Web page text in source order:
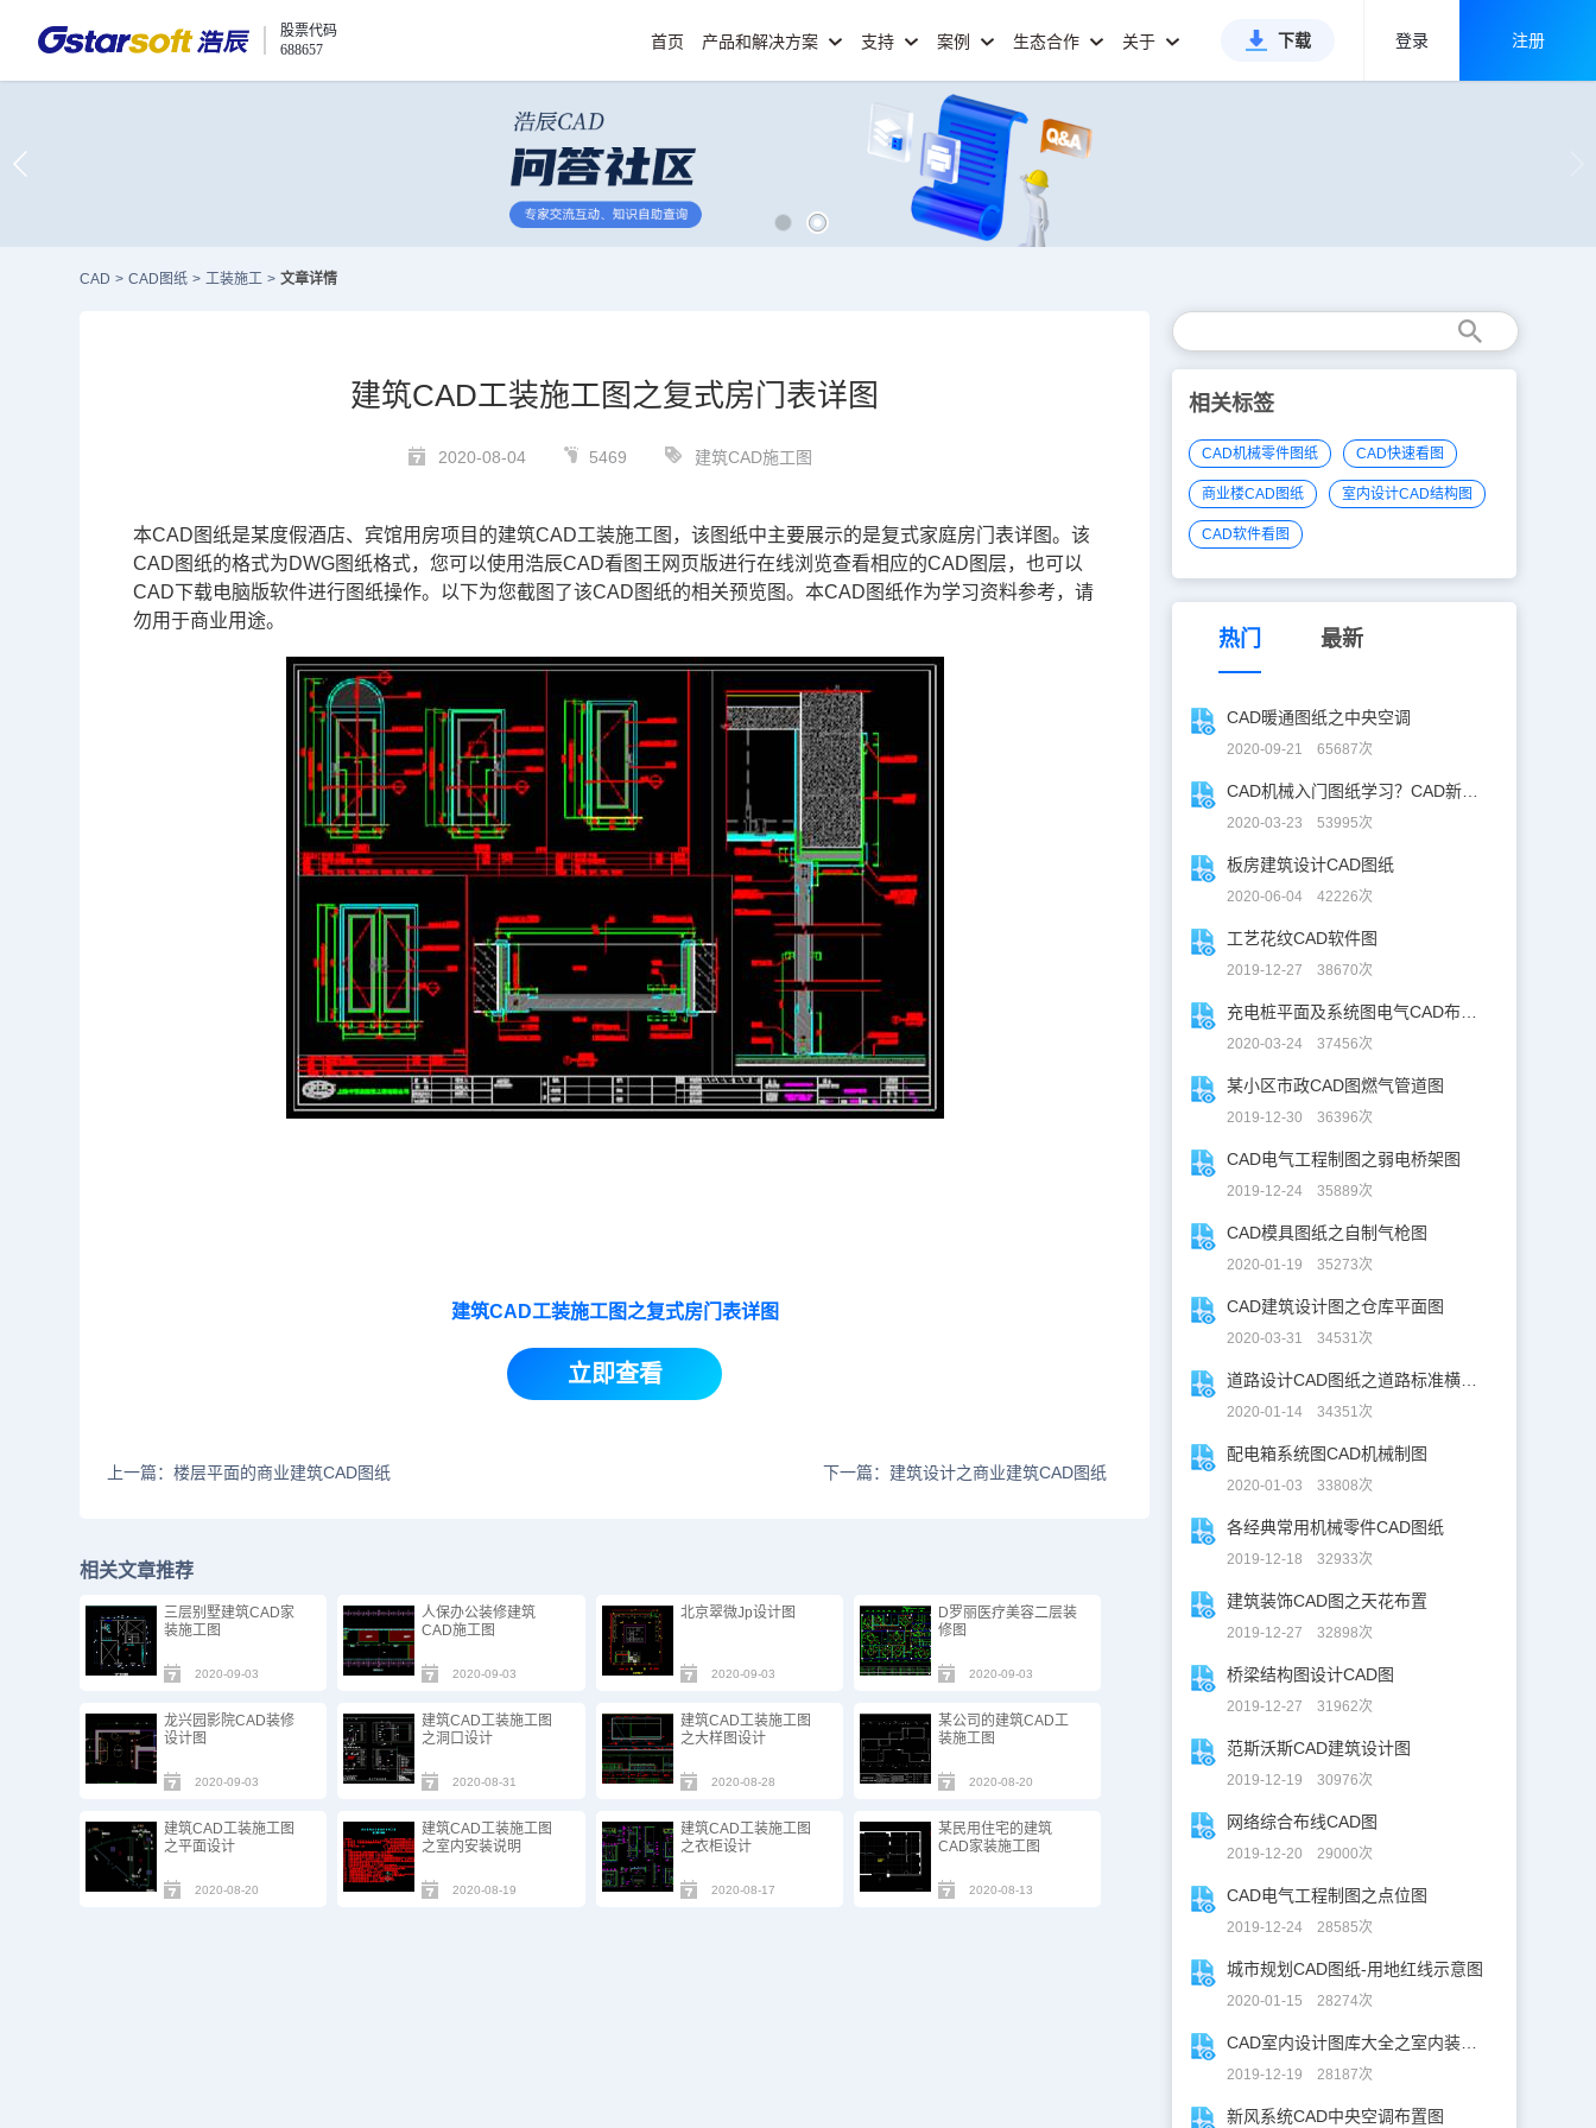
股票代码
688657
首页 产品和解决方案 支持 案例 生态合作 关于 下载 登录 注册
CAD > CAD图纸 > 工装施工 > 文章详情
建筑CAD工装施工图之复式房门表详图
2020-08-04 5469 建筑CAD施工图
本CAD图纸是某度假酒店、宾馆用房项目的建筑CAD工装施工图，该图纸中主要展示的是复式家庭房门表详图。该
CAD 图纸的格式为DWG图纸格式，您可以使用浩辰CAD看图王网页版进行在线浏览查看相应的CAD图层，也可以
CAD下载电脑版软件进行图纸操作。以下为您截图了该CAD图纸的相关预览图。本CAD图纸作为学习资料参考，请
勿用于商业用途。
建筑CAD工装施工图之复式房门表详图
立即查看
上一篇：楼层平面的商业建筑CAD图纸 下一篇：建筑设计之商业建筑CAD图纸
相关文章推荐
三层别墅建筑CAD家
装施工图
2020-09-03
人保办公装修建筑
CAD施工图
2020-09-03
北京翠微Jp设计图
2020-09-03
D罗丽医疗美容二层装
修图
2020-09-03
龙兴园影院CAD装修
设计图
2020-09-03
建筑CAD工装施工图
之洞口设计
2020-08-31
建筑CAD工装施工图
之大样图设计
2020-08-28
某公司的建筑CAD工
装施工图
2020-08-20
建筑CAD工装施工图
之平面设计
2020-08-20
建筑CAD工装施工图
之室内安装说明
2020-08-19
建筑CAD工装施工图
之衣柜设计
2020-08-17
某民用住宅的建筑
CAD家装施工图
2020-08-13
相关标签
CAD机械零件图纸 CAD快速看图
商业楼CAD图纸 室内设计CAD结构图
CAD软件看图
热门 最新
CAD暖通图纸之中央空调
2020-09-21 65687次
2020-03-23 53995次
板房建筑设计CAD图纸
2020-06-04 42226次
工艺花纹CAD软件图
2019-12-27 38670次
2020-03-24 37456次
某小区市政CAD图燃气管道图
2019-12-30 36396次
CAD电气工程制图之弱电桥架图
2019-12-24 35889次
CAD模具图纸之自制气枪图
2020-01-19 35273次
CAD建筑设计图之仓库平面图
2020-03-31 34531次
2020-01-14 34351次
配电箱系统图CAD机械制图
2020-01-03 33808次
各经典常用机械零件CAD图纸
2019-12-18 32933次
建筑装饰CAD图之天花布置
2019-12-27 32898次
桥梁结构图设计CAD图
2019-12-27 31962次
范斯沃斯CAD建筑设计图
2019-12-19 30976次
网络综合布线CAD图
2019-12-20 29000次
CAD电气工程制图之点位图
2019-12-24 28585次
城市规划CAD图纸-用地红线示意图
2020-01-15 28274次
2019-12-19 28187次
新风系统CAD中央空调布置图